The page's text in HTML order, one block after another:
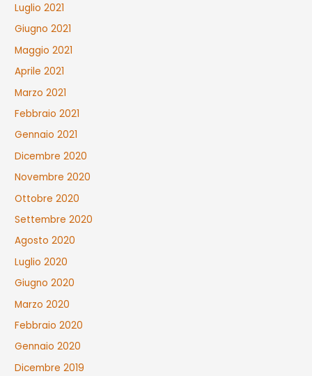
Luglio 2021
Giugno 2021
Maggio 2021
Aprile 2021
Marzo 2021
Febbraio 2021
Gennaio 2021
Dicembre 2020
Novembre 2020
Ottobre 2020
Settembre 2020
Agosto 2020
Luglio 2020
Giugno 2020
Marzo 2020
Febbraio 2020
Gennaio 2020
Dicembre 2019